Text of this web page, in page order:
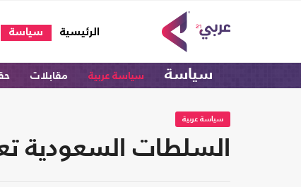
الرئيسية
(current) سياسة
سياسة سياسة عربية مقابلات
سياسة عربية
السلطات السعودية